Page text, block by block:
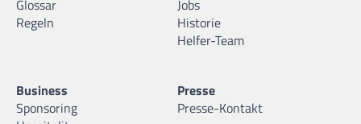
Glossar
Regeln
Jobs
Historie
Helfer-Team
Business
Sponsoring
Presse
Presse-Kontakt